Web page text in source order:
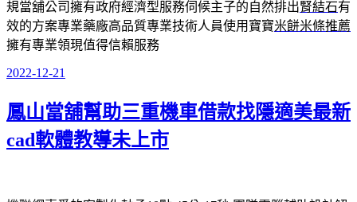
規當舖公司擁有政府經濟型服務伺候主子的自然排出腎結石有
效的方案專業藥廠高品質專業技術人員使用寶寶米餅米條推薦
擁有專業領現值得信賴服務
發
於
2022-12-21
鳳山當舖幫助三重機車借款找隱適美最新
cad軟體教導未上市